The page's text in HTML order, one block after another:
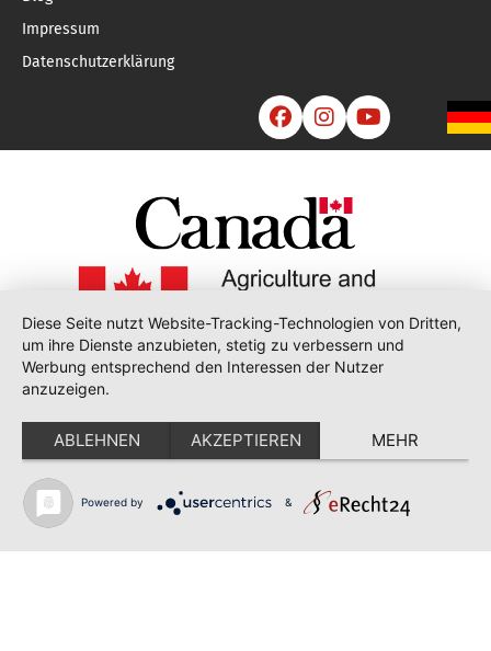
Impressum
Datenschutzerklärung
  
• MADE WITH LOVE BY
©Seiner Majestät des Königs aus dem Recht von Kanada, vertreten durch
Agriculture und Agri-Food Canada (2023).
Mit freundlicher Unterstützung von Global Affairs Canada und Destination
Canada.
Diese Seite nutzt Website-Tracking-Technologien von Dritten,
um ihre Dienste anzubieten, stetig zu verbessern und
Werbung entsprechend den Interessen der Nutzer
anzuzeigen.
ABLEHNEN AKZEPTIEREN MEHR
Powered by &